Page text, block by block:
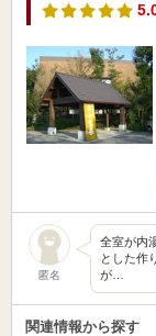
匿名
全室が内
とした作
が…
関連情報から探す